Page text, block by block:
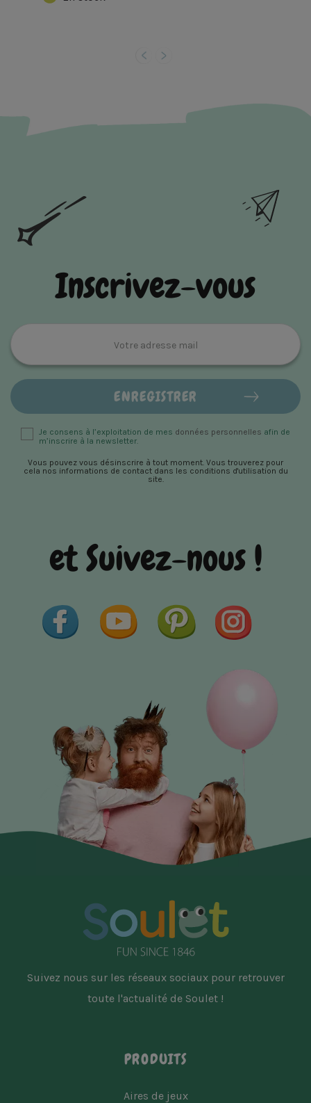
Inscrivez-vous
Vous pouvez vous désinscrire à tout moment. Vous trouverez pour
cela nos informations de contact dans les conditions d'utilisation du
site.
Je consens à l’exploitation de mes données personnelles afin de
m’inscrire à la newsletter.
et Suivez-nous !
Facebook YouTube Pinterest
PRODUITS
Aires de jeux
Suivez nous sur les réseaux sociaux pour retrouver
toute l'actualité de Soulet !